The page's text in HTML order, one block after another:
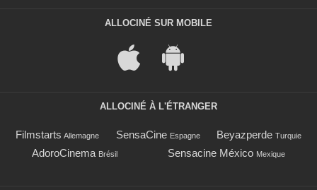
ALLOCINÉ SUR MOBILE
ALLOCINÉ À L'ÉTRANGER
Filmstarts Allemagne SensaCine Espagne Beyazperde Turquie
AdoroCinema Brésil Sensacine México Mexique